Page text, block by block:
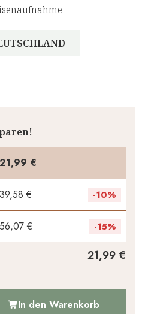
21,99 €
39,58 € -10%
56,07 € -15%
Rabatt 21,99 €
In den Warenkorb